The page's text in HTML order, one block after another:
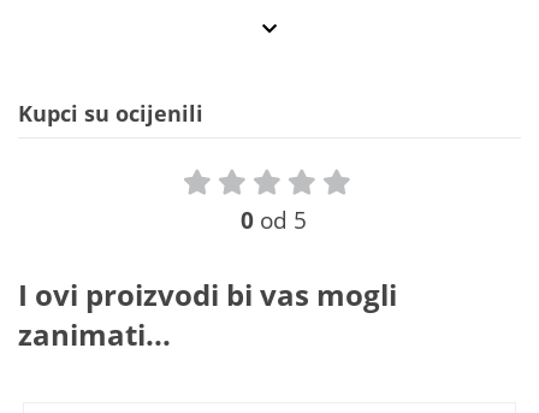
Kupci su ocijenili
0 od 5
I ovi proizvodi bi vas mogli
zanimati...